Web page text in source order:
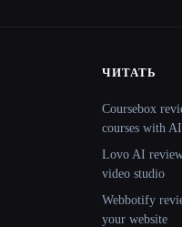
ЧИТАТЬ
Coursebox
courses with AI
Lovo AI
video studio
Webbotify
your website